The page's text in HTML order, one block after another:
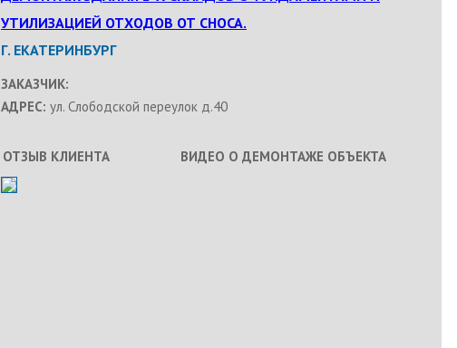
УТИЛИЗАЦИЕЙ ОТХОДОВ ОТ СНОСА.
Г. ЕКАТЕРИНБУРГ
ЗАКАЗЧИК:
АДРЕС: ул. Слободской переулок д.40
ОТЗЫВ КЛИЕНТА ВИДЕО О ДЕМОНТАЖЕ ОБЪЕКТА